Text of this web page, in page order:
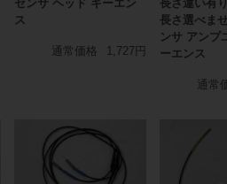
センサ ヘッド キーエン
ス
通常価格 1,727円
長さ違い有
長さ選べま
ンサ アンプ
ーエンス
通常